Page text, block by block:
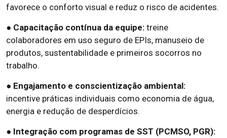
favorece o conforto visual e reduz o risco de acidentes.
● Capacitação contínua da equipe: treine
colaboradores em uso seguro de EPIs, manuseio de
produtos, sustentabilidade e primeiros socorros no
trabalho.
● Engajamento e conscientização ambiental:
incentive práticas individuais como economia de água,
energia e redução de desperdícios.
● Integração com programas de SST (PCMSO, PGR):